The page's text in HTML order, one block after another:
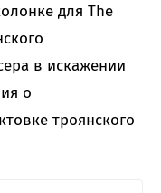
для The
в искажении
о
троянского